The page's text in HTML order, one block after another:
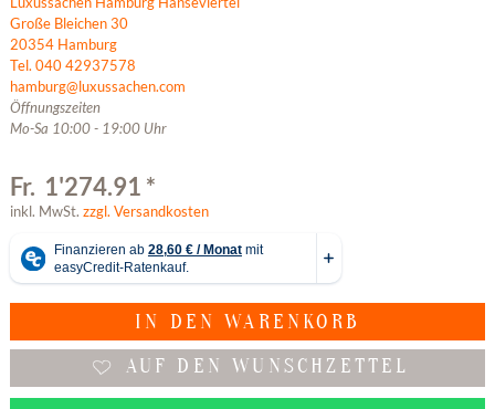
Große Bleichen 30
20354 Hamburg
Tel. 040 42937578
hamburg@luxussachen.com
Öffnungszeiten
Mo-Sa 10:00 - 19:00 Uhr
Fr. 1'274.91 *
inkl. MwSt. zzgl. Versandkosten
IN DEN WARENKORB
AUF DEN WUNSCHZETTEL